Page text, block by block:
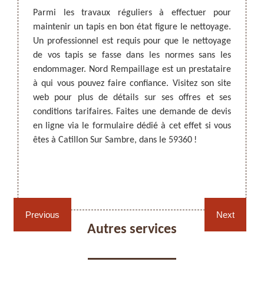
ARTISAN DEZITTER, REMPAILLAGE -
CANNAGE - RECOLLAGE, 59 NORD
Rempaillage fauteuil,
chaises et sièges 59
Cannage fauteuil, chaises
et sièges 59
Previous
il est
qui a
sera
à la
en
vous
Parmi les travaux réguliers à effectuer pour
maintenir un tapis en bon état figure le nettoyage.
Un professionnel est requis pour que le nettoyage
de vos tapis se fasse dans les normes sans les
endommager. Nord Rempaillage est un prestataire
à qui vous pouvez faire confiance. Visitez son site
web pour plus de détails sur ses offres et ses
conditions tarifaires. Faites une demande de devis
en ligne via le formulaire dédié à cet effet si vous
êtes à Catillon Sur Sambre, dans le 59360 !
Les
de
Il
les
de
Next
Autres services